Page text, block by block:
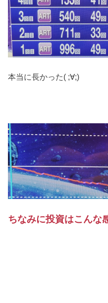
本当に長かった( ;∀;)
ちなみに投資はこんな